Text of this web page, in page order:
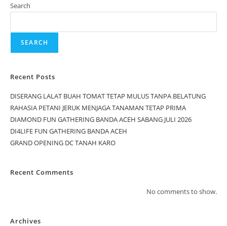
Search
SEARCH
Recent Posts
DISERANG LALAT BUAH TOMAT TETAP MULUS TANPA BELATUNG
RAHASIA PETANI JERUK MENJAGA TANAMAN TETAP PRIMA
DIAMOND FUN GATHERING BANDA ACEH SABANG JULI 2026
DI4LIFE FUN GATHERING BANDA ACEH
GRAND OPENING DC TANAH KARO
Recent Comments
No comments to show.
Archives